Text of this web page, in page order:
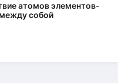
атомов элементов-
собой